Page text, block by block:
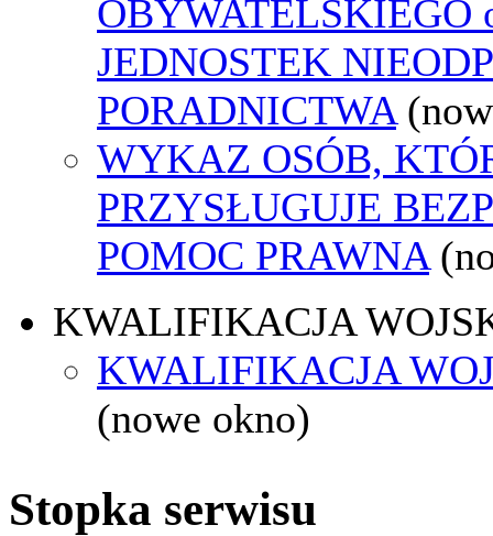
OBYWATELSKIEGO
JEDNOSTEK
PORADNICTWA
WYKAZ OSÓB,
PRZYSŁUGUJE
POMOC PRAWNA
KWALIFIKACJA
KWALIFIKACJA
(nowe okno)
Stopka serwisu